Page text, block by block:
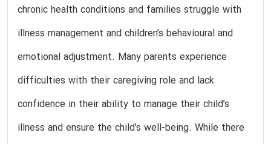
chronic health conditions and families struggle with
illness management and children’s behavioural and
emotional adjustment. Many parents experience
difficulties with their caregiving role and lack
confidence in their ability to manage their child’s
illness and ensure the child’s well-being. While there